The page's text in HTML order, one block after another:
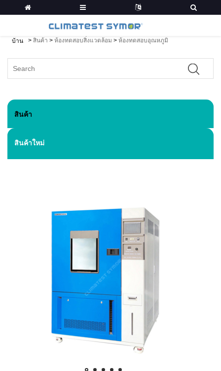
บ้าน > สินค้า > ห้องทดสอบสิ่งแวดล้อม > ห้องทดสอบอุณหภูมิ
สินค้า
สินค้าใหม่